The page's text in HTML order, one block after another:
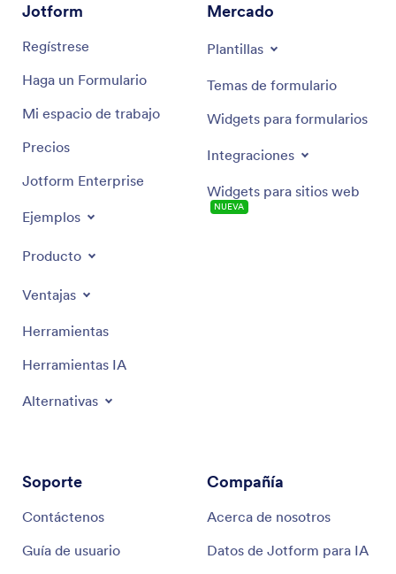
Jotform
Regístrese
Haga un Formulario
Mi espacio de trabajo
Precios
Jotform Enterprise
Ejemplos
Producto
Ventajas
Herramientas
Herramientas IA
Alternativas
Mercado
Plantillas
Temas de formulario
Widgets para formularios
Integraciones
Widgets para sitios web
NUEVA
Soporte
Contáctenos
Guía de usuario
Compañía
Acerca de nosotros
Datos de Jotform para IA